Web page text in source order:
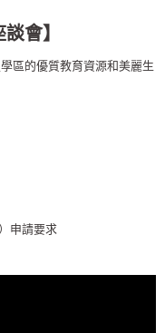
談會】
學區的優質教育資源和美麗生
申請要求